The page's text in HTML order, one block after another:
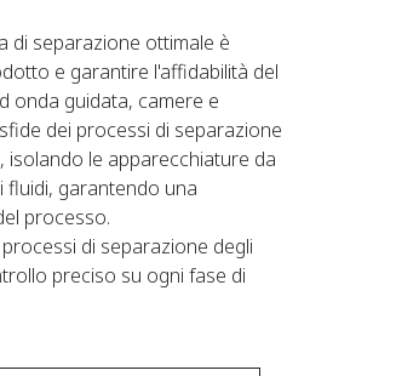
di separazione ottimale è
e garantire l'affidabilità del
onda guidata, camere e
dei processi di separazione
le apparecchiature da
fluidi, garantendo una
processo.​
di separazione degli
preciso su ogni fase di